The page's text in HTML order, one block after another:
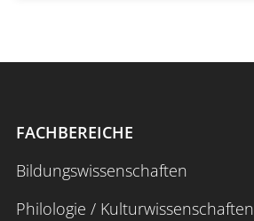
FACHBEREICHE
Bildungswissenschaften
Philologie / Kulturwissenschaften